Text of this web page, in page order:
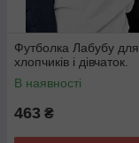
Футболка Лабубу для
хлопчиків і дівчаток.
В наявності
463 ₴